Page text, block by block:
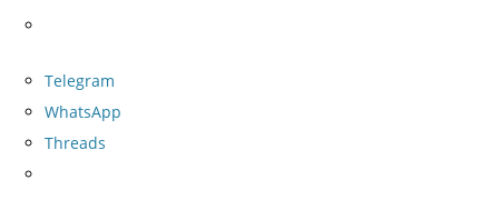
Telegram
WhatsApp
Threads